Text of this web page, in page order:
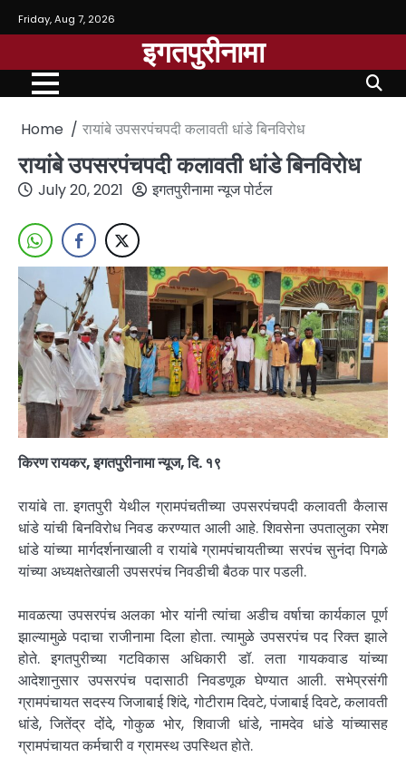
Friday, Aug 7, 2026
इगतपुरीनामा
Home रायांबे उपसरपंचपदी कलावती धांडे बिनविरोध
रायांबे उपसरपंचपदी कलावती धांडे बिनविरोध
July 20, 2021 इगतपुरीनामा न्यूज पोर्टल
किरण रायकर, इगतपुरीनामा न्यूज, दि. १९
रायांबे ता. इगतपुरी येथील ग्रामपंचतीच्या उपसरपंचपदी कलावती कैलास
धांडे यांची बिनविरोध निवड करण्यात आली आहे. शिवसेना उपतालुका रमेश
धांडे यांच्या मार्गदर्शनाखाली व रायांबे ग्रामपंचायतीच्या सरपंच सुनंदा पिगळे
यांच्या अध्यक्षतेखाली उपसरपंच निवडीची बैठक पार पडली.
मावळत्या उपसरपंच अलका भोर यांनी त्यांचा अडीच वर्षाचा कार्यकाल पूर्ण
झाल्यामुळे पदाचा राजीनामा दिला होता. त्यामुळे उपसरपंच पद रिक्त झाले
होते. इगतपुरीच्या गटविकास अधिकारी डॉ. लता गायकवाड यांच्या
आदेशानुसार उपसरपंच पदासाठी निवडणूक घेण्यात आली. सभेप्रसंगी
ग्रामपंचायत सदस्य जिजाबाई शिंदे, गोटीराम दिवटे, पंजाबाई दिवटे, कलावती
धांडे, जितेंद्र दोंदे, गोकुळ भोर, शिवाजी धांडे, नामदेव धांडे यांच्यासह
ग्रामपंचायत कर्मचारी व ग्रामस्थ उपस्थित होते.